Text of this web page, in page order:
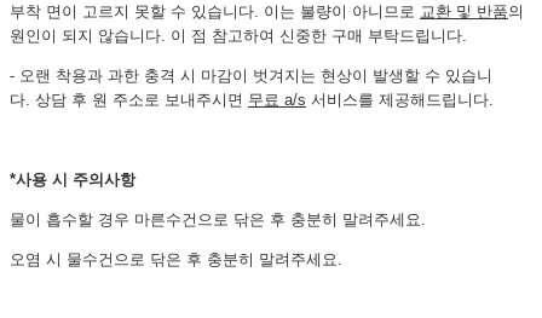
부착 면이 고르지 못할 수 있습니다. 이는 불량이 아니므로 교환 및 반품의
원인이 되지 않습니다. 이 점 참고하여 신중한 구매 부탁드립니다.
- 오랜 착용과 과한 충격 시 마감이 벗겨지는 현상이 발생할 수 있습니
다. 상담 후 원 주소로 보내주시면 무료 a/s 서비스를 제공해드립니다.
*사용 시 주의사항
물이 흡수할 경우 마른수건으로 닦은 후 충분히 말려주세요.
오염 시 물수건으로 닦은 후 충분히 말려주세요.